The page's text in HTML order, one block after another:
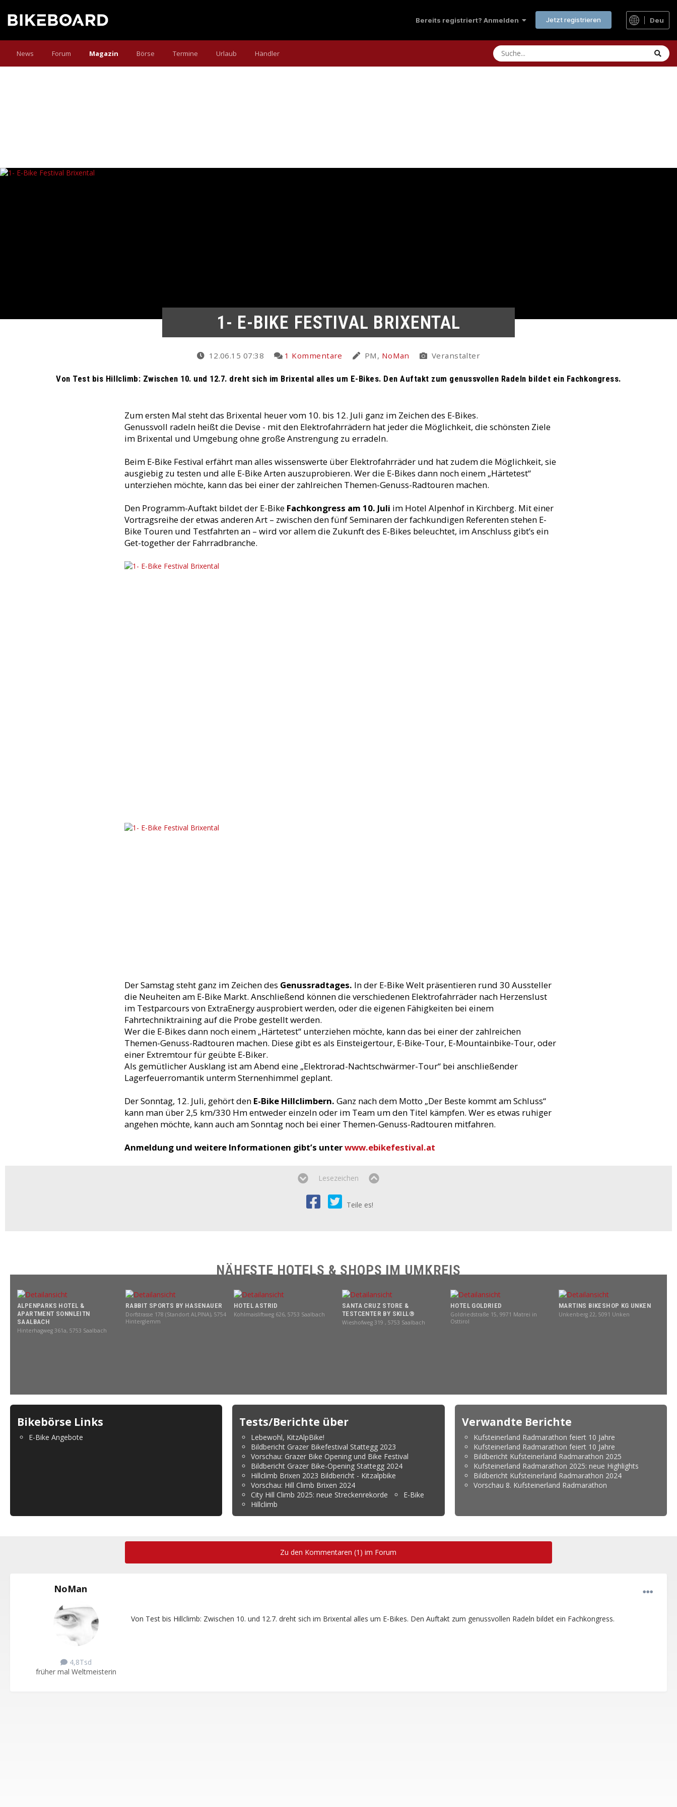
Bereits registriert? Anmelden Jetzt registrieren Deu
News Forum Magazin Börse Termine Urlaub Händler
1- E-BIKE FESTIVAL BRIXENTAL
12.06.15 07:38 1 Kommentare PM, NoMan Veranstalter
Von Test bis Hillclimb: Zwischen 10. und 12.7. dreht sich im Brixental alles um E-Bikes. Den Auftakt zum genussvollen Radeln bildet ein Fachkongress.
Zum ersten Mal steht das Brixental heuer vom 10. bis 12. Juli ganz im Zeichen des E-Bikes.
Genussvoll radeln heißt die Devise - mit den Elektrofahrrädern hat jeder die Möglichkeit, die schönsten Ziele
im Brixental und Umgebung ohne große Anstrengung zu erradeln.
Beim E-Bike Festival erfährt man alles wissenswerte über Elektrofahrräder und hat zudem die Möglichkeit, sie
ausgiebig zu testen und alle E-Bike Arten auszuprobieren. Wer die E-Bikes dann noch einem „Härtetest“
unterziehen möchte, kann das bei einer der zahlreichen Themen-Genuss-Radtouren machen.
Den Programm-Auftakt bildet der E-Bike Fachkongress am 10. Juli im Hotel Alpenhof in Kirchberg. Mit einer
Vortragsreihe der etwas anderen Art – zwischen den fünf Seminaren der fachkundigen Referenten stehen E-
Bike Touren und Testfahrten an – wird vor allem die Zukunft des E-Bikes beleuchtet, im Anschluss gibt’s ein
Get-together der Fahrradbranche.
Der Samstag steht ganz im Zeichen des Genussradtages. In der E-Bike Welt präsentieren rund 30 Aussteller
die Neuheiten am E-Bike Markt. Anschließend können die verschiedenen Elektrofahrräder nach Herzenslust
im Testparcours von ExtraEnergy ausprobiert werden, oder die eigenen Fähigkeiten bei einem
Fahrtechniktraining auf die Probe gestellt werden.
Wer die E-Bikes dann noch einem „Härtetest“ unterziehen möchte, kann das bei einer der zahlreichen
Themen-Genuss-Radtouren machen. Diese gibt es als Einsteigertour, E-Bike-Tour, E-Mountainbike-Tour, oder
einer Extremtour für geübte E-Biker.
Als gemütlicher Ausklang ist am Abend eine „Elektrorad-Nachtschwärmer-Tour“ bei anschließender
Lagerfeuerromantik unterm Sternenhimmel geplant.
Der Sonntag, 12. Juli, gehört den E-Bike Hillclimbern. Ganz nach dem Motto „Der Beste kommt am Schluss“
kann man über 2,5 km/330 Hm entweder einzeln oder im Team um den Titel kämpfen. Wer es etwas ruhiger
angehen möchte, kann auch am Sonntag noch bei einer Themen-Genuss-Radtouren mitfahren.
Anmeldung und weitere Informationen gibt’s unterwww.ebikefestival.at
Lesezeichen
Teile es!
NÄHESTEHOTELS&SHOPSIM UMKREIS
ALPENPARKS HOTEL &
APARTMENT SONNLEITN
SAALBACH
Hinterhagweg 361a, 5753 Saalbach
RABBIT SPORTS BY HASENAUER
Dorfstrasse 178 (Standort ALPINA), 5754
Hinterglemm
HOTEL ASTRID
Kohlmaisliftweg 626, 5753 Saalbach
SANTA CRUZ STORE &
TESTCENTER BY SKILL®
Wieshofweg 319 , 5753 Saalbach
HOTEL GOLDRIED
Goldriedstraße 15, 9971 Matrei in
Osttirol
MARTINS BIKESHOP KG UNKEN
Unkenberg 22, 5091 Unken
Bikebörse Links
E-Bike Angebote
Tests/Berichte über
Lebewohl, KitzAlpBike!
Bildbericht Grazer Bikefestival Stattegg 2023
Vorschau: Grazer Bike Opening und Bike Festival
Bildbericht Grazer Bike-Opening Stattegg 2024
Hillclimb Brixen 2023 Bildbericht - Kitzalpbike
Vorschau: Hill Climb Brixen 2024
City Hill Climb 2025: neue Streckenrekorde
E-Bike
Hillclimb
Verwandte Berichte
Kufsteinerland Radmarathon feiert 10 Jahre
Kufsteinerland Radmarathon feiert 10 Jahre
Bildbericht Kufsteinerland Radmarathon 2025
Kufsteinerland Radmarathon 2025: neue Highlights
Bildbericht Kufsteinerland Radmarathon 2024
Vorschau 8. Kufsteinerland Radmarathon
Zu den Kommentaren (1) im Forum
NoMan
4,8Tsd
früher mal Weltmeisterin
Von Test bis Hillclimb: Zwischen 10. und 12.7. dreht sich im Brixental alles um E-Bikes. Den Auftakt zum genussvollen Radeln bildet ein Fachkongress.